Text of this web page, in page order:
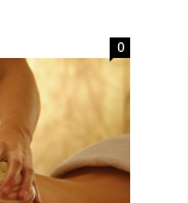
0